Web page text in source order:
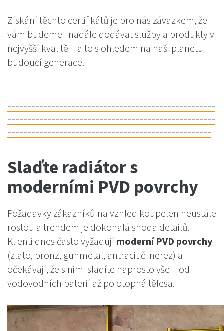
Získání těchto certifikátů je pro nás závazkem, že
vám budeme i nadále dodávat služby a produkty v
nejvyšší kvalitě – a to s ohledem na naši planetu i
budoucí generace.
----------------------------------------------------
----------------------------------------------------
---------------------------------------------------
Slaďte radiátor s
moderními PVD povrchy
Požadavky zákazníků na vzhled koupelen neustále
rostou a trendem je dokonalá shoda detailů.
Klienti dnes často vyžadujímoderní PVD povrchy
(zlato, bronz, gunmetal, antracit či nerez) a
očekávají, že s nimi sladíte naprosto vše – od
vodovodních baterií až po otopná tělesa.